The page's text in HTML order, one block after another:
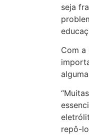
seja
Com a
repô-